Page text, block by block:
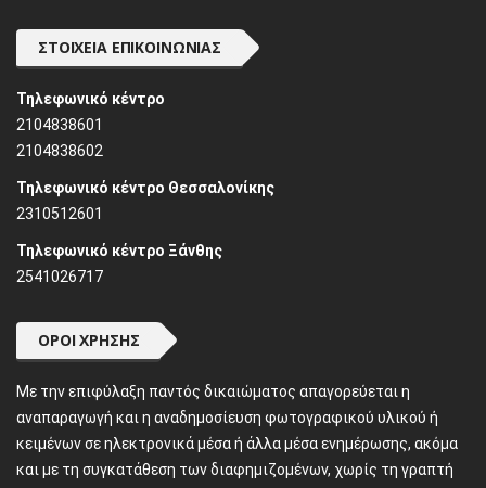
ΣΤΟΙΧΕΊΑ ΕΠΙΚΟΙΝΩΝΊΑΣ
Τηλεφωνικό κέντρο
2104838601
2104838602
Τηλεφωνικό κέντρο Θεσσαλονίκης
2310512601
Τηλεφωνικό κέντρο Ξάνθης
2541026717
ΌΡΟΙ ΧΡΉΣΗΣ
Mε την επιφύλαξη παντός δικαιώματος απαγορεύεται η
αναπαραγωγή και η αναδημοσίευση φωτογραφικού υλικού ή
κειμένων σε ηλεκτρονικά μέσα ή άλλα μέσα ενημέρωσης, ακόμα
και με τη συγκατάθεση των διαφημιζομένων, χωρίς τη γραπτή